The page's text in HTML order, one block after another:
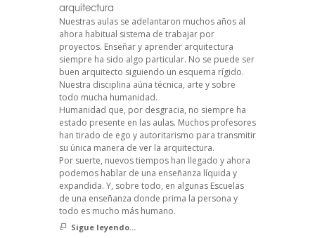
arquitectura
Nuestras aulas se adelantaron muchos años al
ahora habitual sistema de trabajar por
proyectos. Enseñar y aprender arquitectura
siempre ha sido algo particular. No se puede ser
buen arquitecto siguiendo un esquema rígido.
Nuestra disciplina aúna técnica, arte y sobre
todo mucha humanidad.
Humanidad que, por desgracia, no siempre ha
estado presente en las aulas. Muchos profesores
han tirado de ego y autoritarismo para transmitir
su única manera de ver la arquitectura.
Por suerte, nuevos tiempos han llegado y ahora
podemos hablar de una enseñanza líquida y
expandida. Y, sobre todo, en algunas Escuelas
de una enseñanza donde prima la persona y
todo es mucho más humano.
Sigue leyendo...